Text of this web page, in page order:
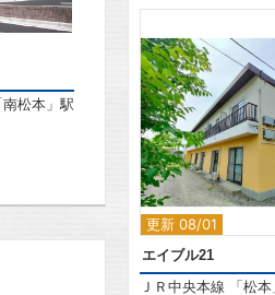
南松本 」駅
更新 08/01
2
エイブル21
ＪＲ中央本線 「松本